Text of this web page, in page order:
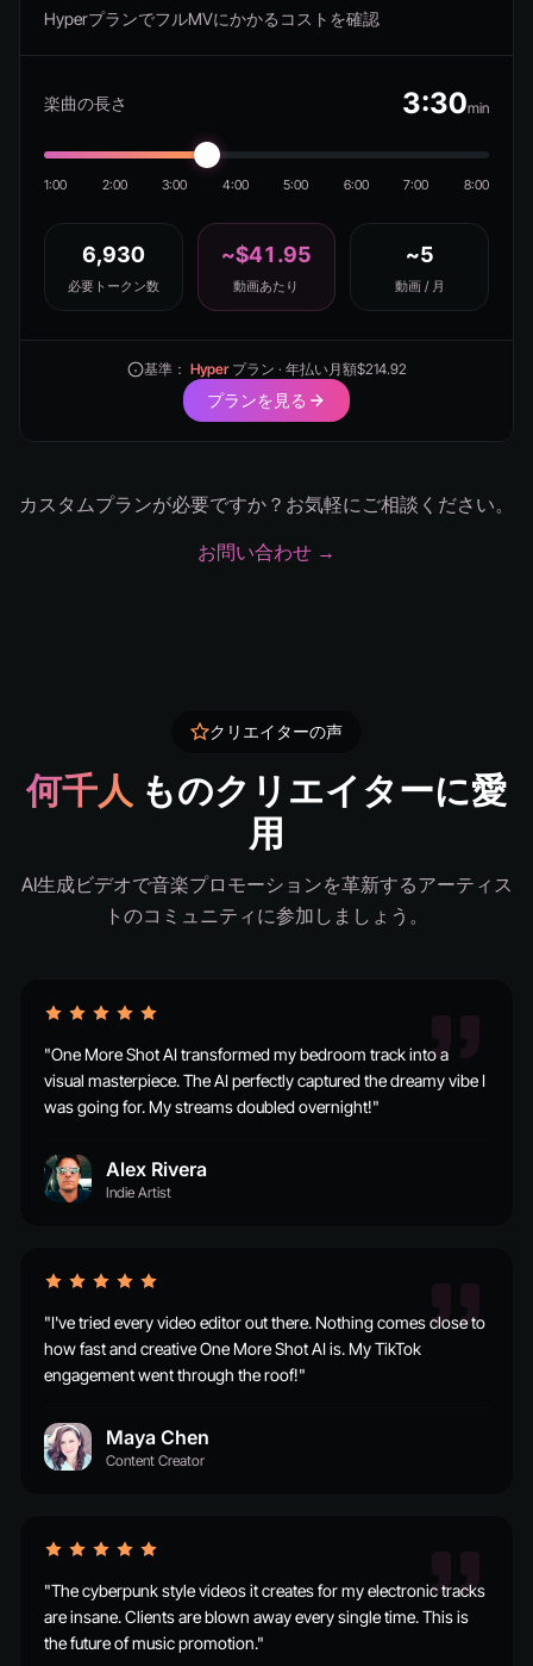
HyperプランでフルMVにかかるコストを確認
楽曲の長さ 3:30min
1:00 2:00 3:00 4:00 5:00 6:00 7:00 8:00
6,930
必要トークン数
~$41.95
動画あたり
~5
動画 / 月
基準： Hyperプラン · 年払い月額$214.92
プランを見る
カスタムプランが必要ですか？お気軽にご相談ください。
お問い合わせ →
クリエイターの声
何千人 ものクリエイターに愛
用
AI生成ビデオで音楽プロモーションを革新するアーティス
トのコミュニティに参加しましょう。
"One More Shot AI transformed my bedroom track into a
visual masterpiece. The AI perfectly captured the dreamy vibe I
was going for. My streams doubled overnight!"
Alex Rivera
Indie Artist
"I've tried every video editor out there. Nothing comes close to
how fast and creative One More Shot AI is. My TikTok
engagement went through the roof!"
Maya Chen
Content Creator
"The cyberpunk style videos it creates for my electronic tracks
are insane. Clients are blown away every single time. This is
the future of music promotion."